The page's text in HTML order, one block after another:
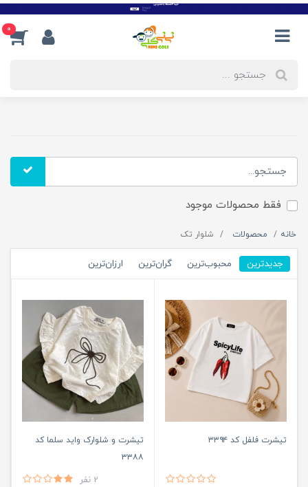
0
فقط محصولات موجود
خانه محصولات شلوار تک
جدیدترین محبوب‌ترین گران‌ترین ارزان‌ترین
تیشرت فلفل کد ۳۳۹۴
تیشرت و شلوارک واید سلما کد
۳۳۸۸
2 نفر